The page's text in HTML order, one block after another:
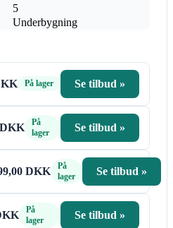
5
Underbygning
På lager Se tilbud »
På
lager
Se tilbud »
DKK
På
lager
Se tilbud »
På
lager
Se tilbud »